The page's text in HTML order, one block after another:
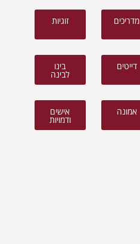
מדריכים זוגיות
דייטים בינו
לבינה
אמונה אישים
ודמויות